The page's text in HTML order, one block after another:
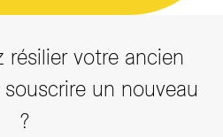
résilier votre ancien
un nouveau
?